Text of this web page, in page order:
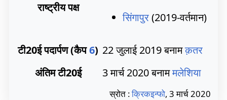
राष्ट्रीय पक्ष
सिंगापुर(2019-वर्तमान)
टी20ई पदार्पण (कैप6) 22 जुलाई 2019 बनामक़तर
अंतिम टी20ई
3 मार्च 2020 बनाममलेशिया
स्रोत :क्रिकइन्फो, 3 मार्च 2020